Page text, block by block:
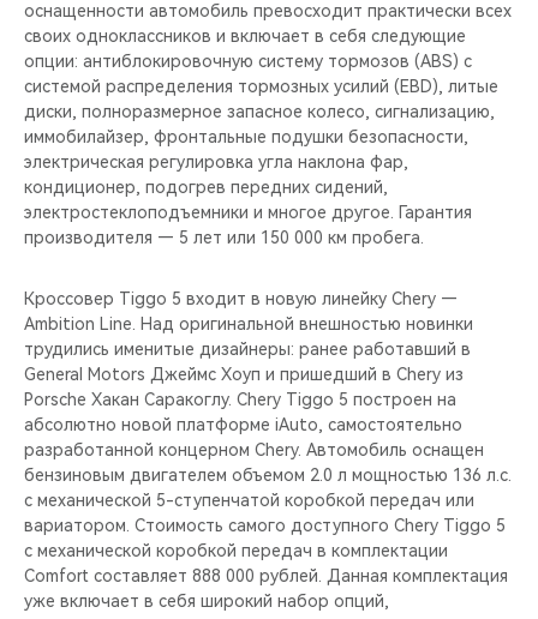
оснащенности автомобиль превосходит практически всех
своих одноклассников и включает в себя следующие
опции: антиблокировочную систему тормозов (ABS) с
системой распределения тормозных усилий (EBD), литые
диски, полноразмерное запасное колесо, сигнализацию,
иммобилайзер, фронтальные подушки безопасности,
электрическая регулировка угла наклона фар,
кондиционер, подогрев передних сидений,
электростеклоподъемники и многое другое. Гарантия
производителя — 5 лет или 150 000 км пробега.
Кроссовер Tiggo 5 входит в новую линейку Chery —
Ambition Line. Над оригинальной внешностью новинки
трудились именитые дизайнеры: ранее работавший в
General Motors Джеймс Хоуп и пришедший в Chery из
Porsche Хакан Саракоглу. Chery Tiggo 5 построен на
абсолютно новой платформе iAuto, самостоятельно
разработанной концерном Chery. Автомобиль оснащен
бензиновым двигателем объемом 2.0 л мощностью 136 л.с.
с механической 5-ступенчатой коробкой передач или
вариатором. Стоимость самого доступного Chery Tiggo 5
c механической коробкой передач в комплектации
Comfort составляет 888 000 рублей. Данная комплектация
уже включает в себя широкий набор опций,